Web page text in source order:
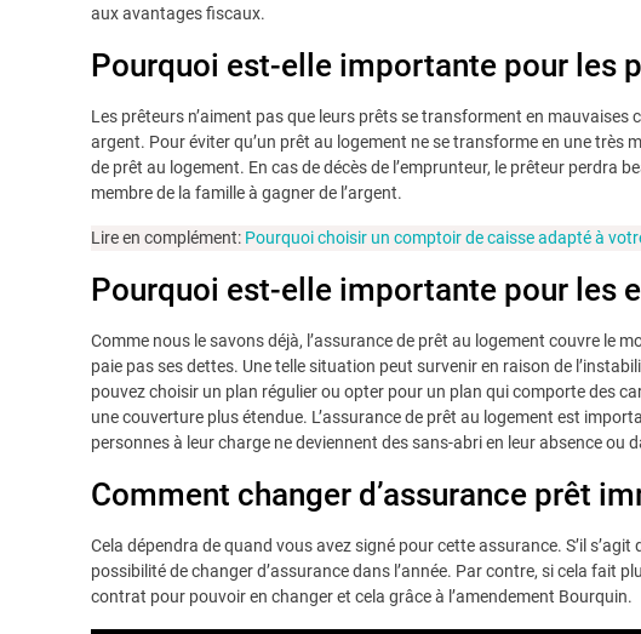
aux avantages fiscaux.
Pourquoi est-elle importante pour les
Les prêteurs n’aiment pas que leurs prêts se transforment en mauvaises
argent. Pour éviter qu’un prêt au logement ne se transforme en une très
de prêt au logement. En cas de décès de l’emprunteur, le prêteur perdra
membre de la famille à gagner de l’argent.
Lire en complément: Pourquoi choisir un comptoir de caisse adapté à
Pourquoi est-elle importante pour les
Comme nous le savons déjà, l’assurance de prêt au logement couvre le
paie pas ses dettes. Une telle situation peut survenir en raison de
pouvez choisir un plan régulier ou opter pour un plan qui comporte des
une couverture plus étendue. L’assurance de prêt au logement est
personnes à leur charge ne deviennent des sans-abri en leur absence ou
Comment changer d’assurance prêt
Cela dépendra de quand vous avez signé pour cette assurance. S’il
possibilité de changer d’assurance dans l’année. Par contre, si cela fait
contrat pour pouvoir en changer et cela grâce à l’amendement Bourquin.